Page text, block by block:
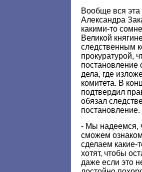
Вообще вся
Александра
какими-то
Великой
следственным
прокуратурой,
постановление
дела, где
комитета. В
подтвердил
обязал
постановление.
- Мы надеемся,
сможем
сделаем какие-
хотят, чтобы
даже если это